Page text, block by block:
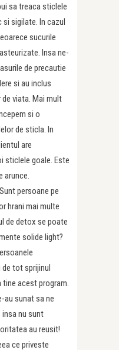
sa treaca sticlele
si sigilate. In cazul
sucurile
Insa ne-
de precautie
si au inclus
viata. Mai mult
si o
de sticla. In
are
sticlele goale. Este
arunce.
Sunt persoane pe
hrani mai multe
de detox se poate
solide light?
tot sprijinul
acest program.
au sunat sa ne
insa nu sunt
au reusit!
ce priveste